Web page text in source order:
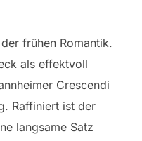
frühen Romantik.
als effektvoll
Crescendi
Raffiniert ist der
langsame Satz